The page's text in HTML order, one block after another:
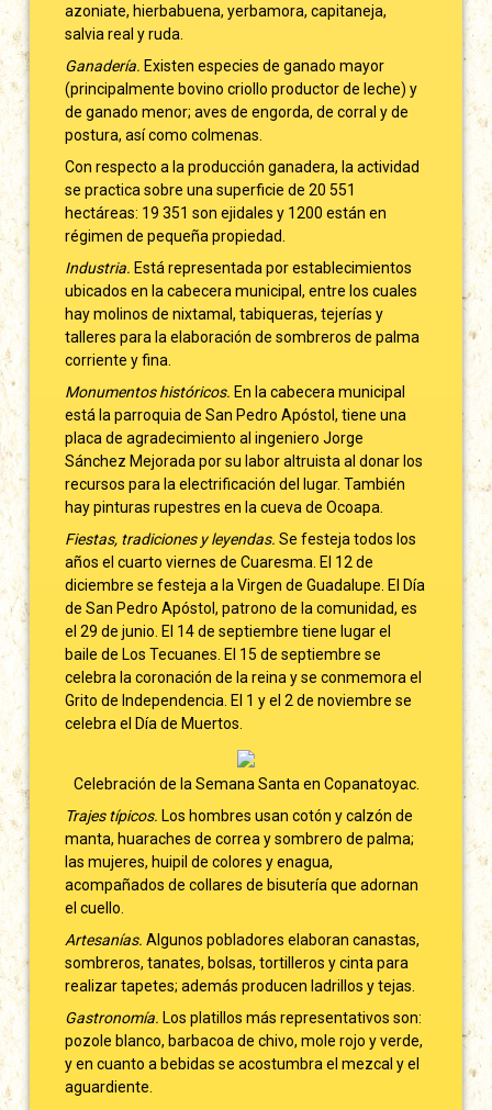
azoniate, hierbabuena, yerbamora, capitaneja,
salvia real y ruda.
Ganadería. Existen especies de ganado mayor
(principalmente bovino criollo productor de leche) y
de ganado menor; aves de engorda, de corral y de
postura, así como colmenas.
Con respecto a la producción ganadera, la actividad
se practica sobre una superficie de 20 551
hectáreas: 19 351 son ejidales y 1200 están en
régimen de pequeña propiedad.
Industria. Está representada por establecimientos
ubicados en la cabecera municipal, entre los cuales
hay molinos de nixtamal, tabiqueras, tejerías y
talleres para la elaboración de sombreros de palma
corriente y fina.
Monumentos históricos. En la cabecera municipal
está la parroquia de San Pedro Apóstol, tiene una
placa de agradecimiento al ingeniero Jorge
Sánchez Mejorada por su labor altruista al donar los
recursos para la electrificación del lugar. También
hay pinturas rupestres en la cueva de Ocoapa.
Fiestas, tradiciones y leyendas.Se festeja todos los
años el cuarto viernes de Cuaresma. El 12 de
diciembre se festeja a la Virgen de Guadalupe. El Día
de San Pedro Apóstol, patrono de la comunidad, es
el 29 de junio. El 14 de septiembre tiene lugar el
baile de Los Tecuanes. El 15 de septiembre se
celebra la coronación de la reina y se conmemora el
Grito de Independencia. El 1 y el 2 de noviembre se
celebra el Día de Muertos.
Celebración de la Semana Santa en Copanatoyac.
Trajes típicos. Los hombres usan cotón y calzón de
manta, huaraches de correa y sombrero de palma;
las mujeres, huipil de colores y enagua,
acompañados de collares de bisutería que adornan
el cuello.
Artesanías.Algunos pobladores elaboran canastas,
sombreros, tanates, bolsas, tortilleros y cinta para
realizar tapetes; además producen ladrillos y tejas.
Gastronomía. Los platillos más representativos son:
pozole blanco, barbacoa de chivo, mole rojo y verde,
y en cuanto a bebidas se acostumbra el mezcal y el
aguardiente.